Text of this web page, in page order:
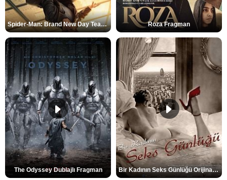
Spider-Man: Brand New Day Teaser Roza Fragman
The Odyssey Dublajlı Fragman Bir Kadının Seks Günlüğü Orijinal Fragman